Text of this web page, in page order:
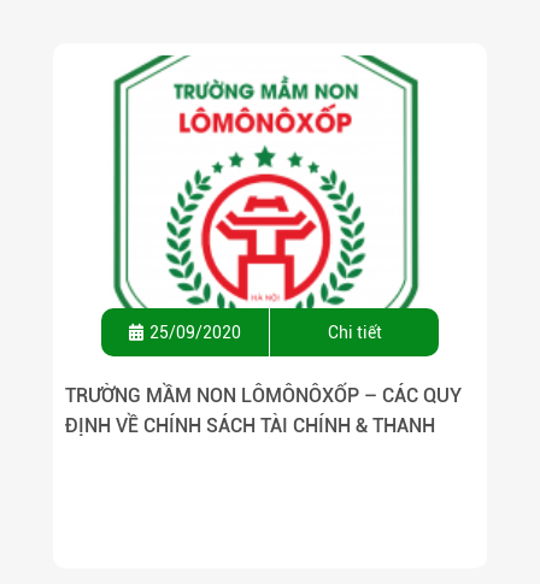
25/09/2020 Chi tiết
TRƯỜNG MẦM NON LÔMÔNÔXỐP – CÁC QUY
ĐỊNH VỀ CHÍNH SÁCH TÀI CHÍNH & THANH